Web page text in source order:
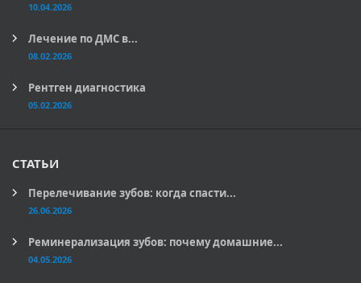
10.04.2026
Лечение по ДМС в...
08.02.2026
Рентген диагностика
05.02.2026
СТАТЬИ
Перелечивание зубов: когда спасти...
26.06.2026
Реминерализация зубов: почему домашние...
04.05.2026